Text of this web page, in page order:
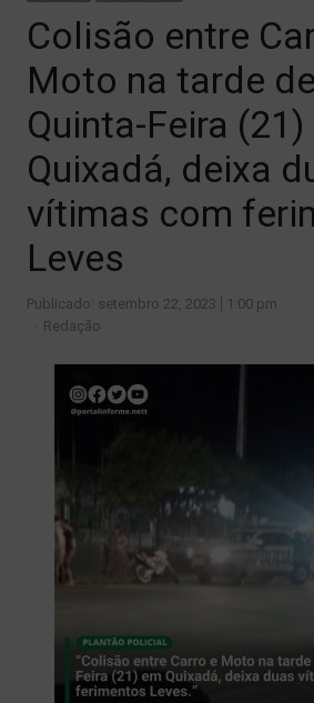
Colisão entre
Moto na tarde
Quinta-Feira (21)
Quixadá, deixa
vítimas com
Leves
Publicado: setembro 22, 2023
1:00 pm
Author
Redação